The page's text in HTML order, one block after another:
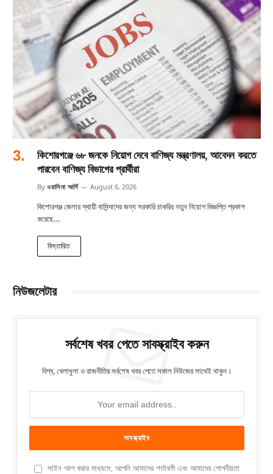
কিশোরগঞ্জে ৬৮ জনকে নিয়োগ দেবে বাণিজ্য মন্ত্রণালয়, আবেদন করতে
পারবেন বাণিজ্য বিভাগের প্রার্থীরা
By ওয়াসিমা আর্শি August 6, 2026
কিশোরগঞ্জ জেলার স্থায়ী বাসিন্দাদের জন্য সরকারি চাকরির নতুন নিয়োগ বিজ্ঞপ্তি প্রকাশ
করেছে…
বিস্তারিত
নিউজলেটার
সর্বশেষ খবর পেতে সাবস্ক্রাইব করুন
বিশ্ব, খেলাধুলা ও রাজনীতির সর্বশেষ খবর পেতে সকাল নিউজের সাথেই থাকুন।
সাইন আপ করার মাধ্যমে, আপনি আমাদের শর্তাবলী এবং আমাদের গোপনীয়তা